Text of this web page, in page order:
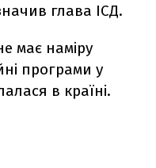
глава ІСД.
має наміру
програми у
в країні.